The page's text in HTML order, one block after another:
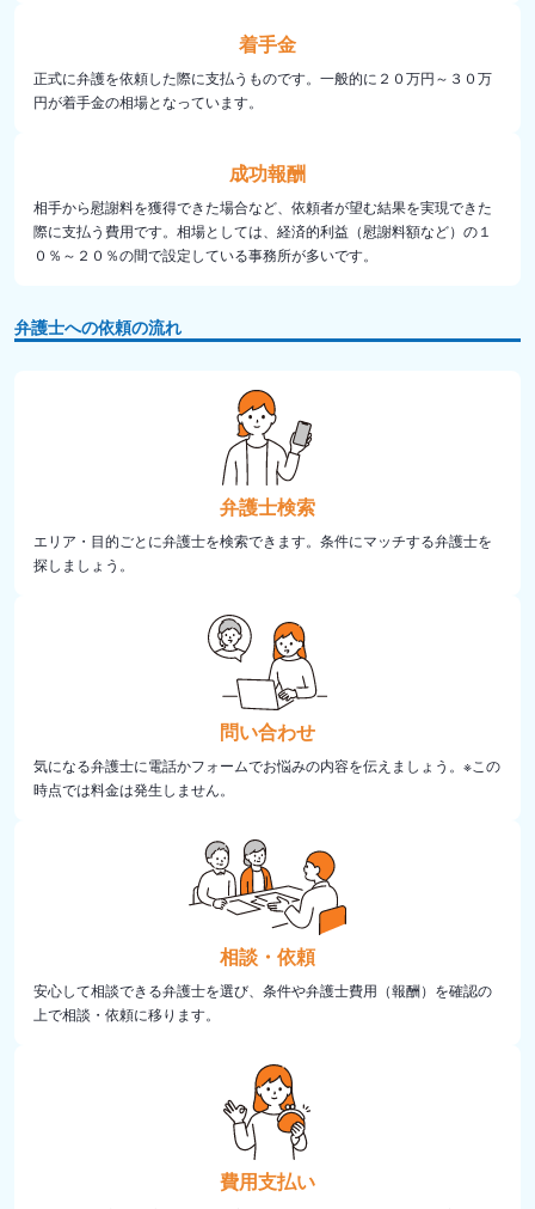
着手金
正式に弁護を依頼した際に支払うものです。一般的に２０万円～３０万
円が着手金の相場となっています。
成功報酬
相手から慰謝料を獲得できた場合など、依頼者が望む結果を実現できた
際に支払う費用です。相場としては、経済的利益（慰謝料額など）の１
０％～２０％の間で設定している事務所が多いです。
弁護士への依頼の流れ
弁護士検索
エリア・目的ごとに弁護士を検索できます。条件にマッチする弁護士を
探しましょう。
問い合わせ
気になる弁護士に電話かフォームでお悩みの内容を伝えましょう。※この
時点では料金は発生しません。
相談・依頼
安心して相談できる弁護士を選び、条件や弁護士費用（報酬）を確認の
上で相談・依頼に移ります。
費用支払い